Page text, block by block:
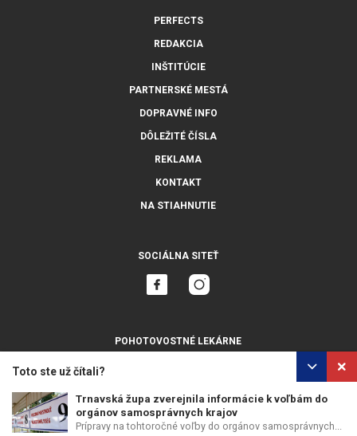
Toto ste už čítali?
Trnavská župa zverejnila informácie k voľbám do
orgánov samosprávnych krajov
Prípravy na tohtoročné voľby do orgánov samosprávnych...
PERFECTS
REDAKCIA
INŠTITÚCIE
PARTNERSKÉ MESTÁ
DOPRAVNÉ INFO
DÔLEŽITÉ ČÍSLA
REKLAMA
KONTAKT
NA STIAHNUTIE
SOCIÁLNA SITEŤ
POHOTOVOSTNÉ LEKÁRNE
OCHRANA OSOBNÝCH ÚDAJOV POUŽÍVANIE COOKIES